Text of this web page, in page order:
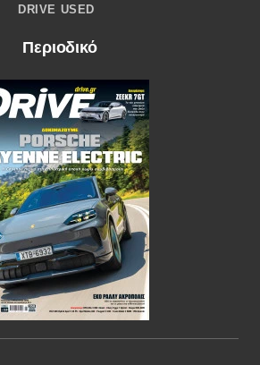
DRIVE USED
Περιοδικό